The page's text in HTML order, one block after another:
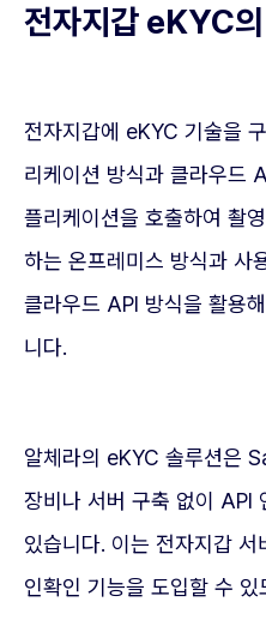
전자지갑 eKYC
전자지갑에 eKYC 기술을
리케이션 방식과 클라우드
플리케이션을 호출하여 촬
하는 온프레미스 방식과 사
클라우드 API 방식을 활용
니다.
알체라의 eKYC 솔루션은
장비나 서버 구축 없이 API
있습니다. 이는 전자지갑
인확인 기능을 도입할 수 있